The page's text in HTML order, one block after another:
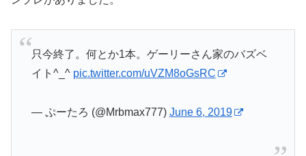
只今終了。何とか1本。ゲーリーさん家のバズベ
イト^_^ pic.twitter.com/uVZM8oGsRC
— ぷーたろ (@Mrbmax777) June 6, 2019